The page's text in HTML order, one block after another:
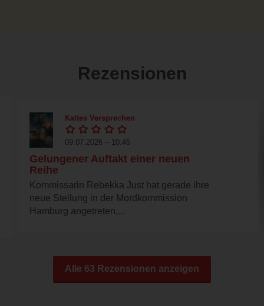
Rezensionen
Kaltes Versprechen
09.07.2026 – 10:45
Gelungener Auftakt einer neuen
Reihe
Kommissarin Rebekka Just hat gerade ihre
neue Stellung in der Mordkommission
Hamburg angetreten,...
Alle 63 Rezensionen anzeigen